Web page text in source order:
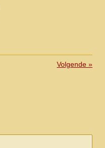
Volgende »